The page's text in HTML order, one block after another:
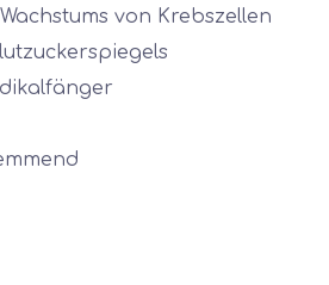
von Krebszellen